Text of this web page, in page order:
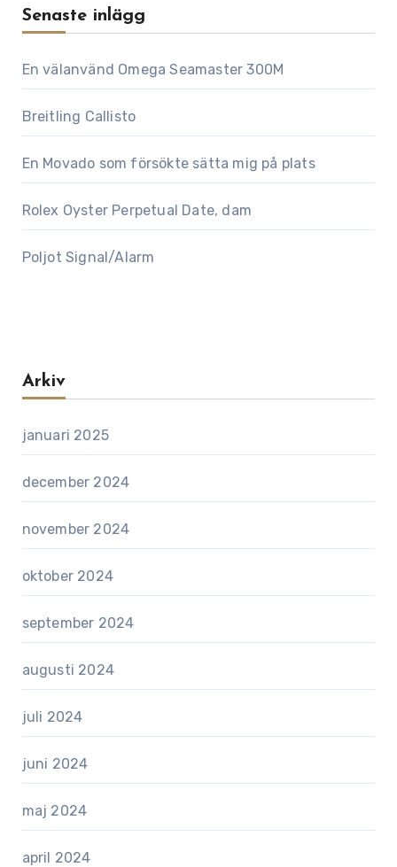
Senaste inlägg
En välanvänd Omega Seamaster 300M
Breitling Callisto
En Movado som försökte sätta mig på plats
Rolex Oyster Perpetual Date, dam
Poljot Signal/Alarm
Arkiv
januari 2025
december 2024
november 2024
oktober 2024
september 2024
augusti 2024
juli 2024
juni 2024
maj 2024
april 2024